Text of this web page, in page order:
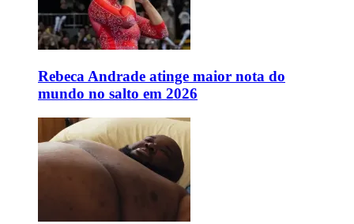
Rebeca Andrade atinge maior nota do
mundo no salto em 2026